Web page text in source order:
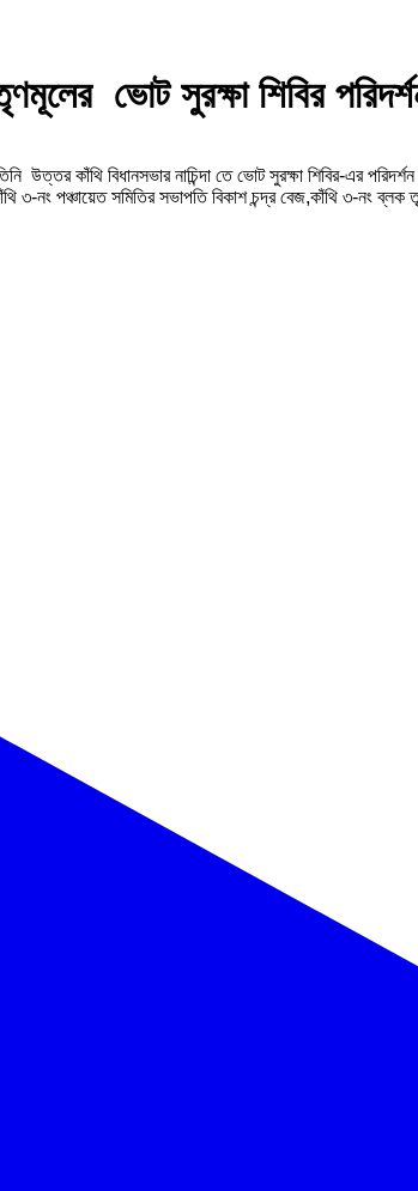
ভোট সুরক্ষা শিবির
উত্তর কাঁথি বিধানসভার নাচিন্দা তে ভোট সুরক্ষা শিবির-এর
৩-নং পঞ্চায়েত সমিতির সভাপতি বিকাশ চন্দ্র বেজ,কাঁথি ৩-নং